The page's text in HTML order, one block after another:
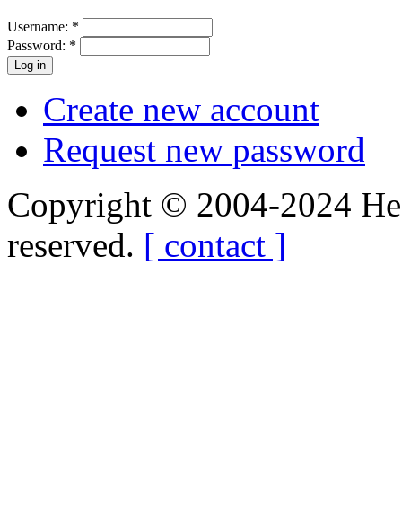
Username: *
Password: *
Create new account
Request new password
Copyright © 2004-2024
reserved. [ contact ]